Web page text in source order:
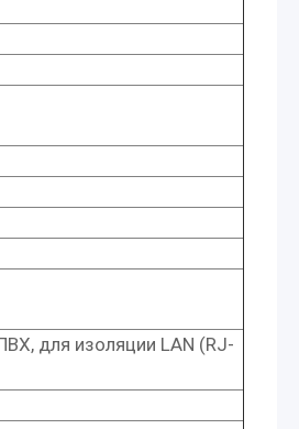
для изоляции LAN (RJ-